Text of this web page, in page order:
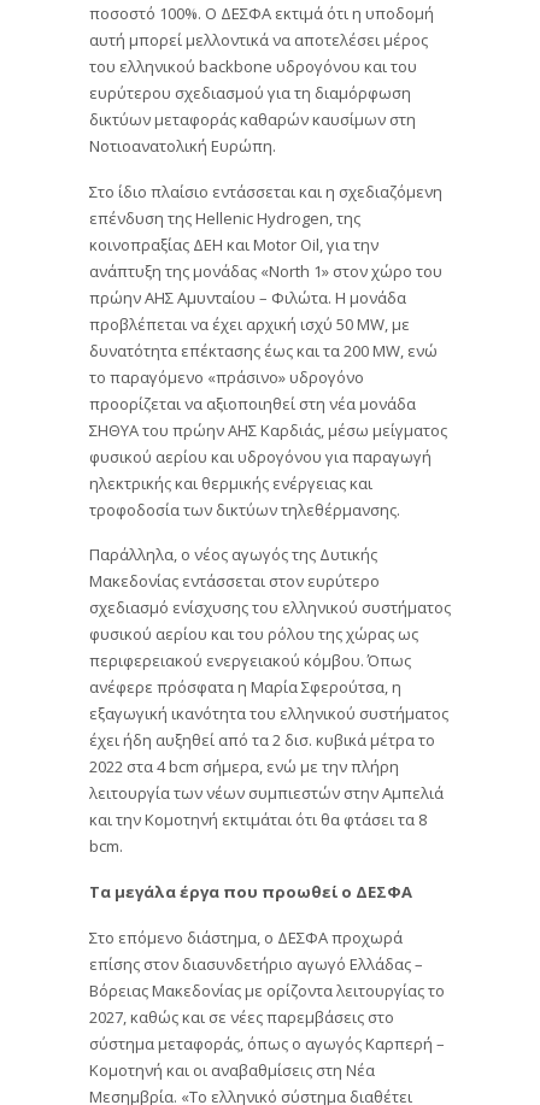
ποσοστό 100%. Ο ΔΕΣΦΑ εκτιμά ότι η υποδομή
αυτή μπορεί μελλοντικά να αποτελέσει μέρος
του ελληνικού backbone υδρογόνου και του
ευρύτερου σχεδιασμού για τη διαμόρφωση
δικτύων μεταφοράς καθαρών καυσίμων στη
Νοτιοανατολική Ευρώπη.
Στο ίδιο πλαίσιο εντάσσεται και η σχεδιαζόμενη
επένδυση της Hellenic Hydrogen, της
κοινοπραξίας ΔΕΗ και Motor Oil, για την
ανάπτυξη της μονάδας «North 1» στον χώρο του
πρώην ΑΗΣ Αμυνταίου – Φιλώτα. Η μονάδα
προβλέπεται να έχει αρχική ισχύ 50 MW, με
δυνατότητα επέκτασης έως και τα 200 MW, ενώ
το παραγόμενο «πράσινο» υδρογόνο
προορίζεται να αξιοποιηθεί στη νέα μονάδα
ΣΗΘΥΑ του πρώην ΑΗΣ Καρδιάς, μέσω μείγματος
φυσικού αερίου και υδρογόνου για παραγωγή
ηλεκτρικής και θερμικής ενέργειας και
τροφοδοσία των δικτύων τηλεθέρμανσης.
Παράλληλα, ο νέος αγωγός της Δυτικής
Μακεδονίας εντάσσεται στον ευρύτερο
σχεδιασμό ενίσχυσης του ελληνικού συστήματος
φυσικού αερίου και του ρόλου της χώρας ως
περιφερειακού ενεργειακού κόμβου. Όπως
ανέφερε πρόσφατα η Μαρία Σφερούτσα, η
εξαγωγική ικανότητα του ελληνικού συστήματος
έχει ήδη αυξηθεί από τα 2 δισ. κυβικά μέτρα το
2022 στα 4 bcm σήμερα, ενώ με την πλήρη
λειτουργία των νέων συμπιεστών στην Αμπελιά
και την Κομοτηνή εκτιμάται ότι θα φτάσει τα 8
bcm.
Τα μεγάλα έργα που προωθεί ο ΔΕΣΦΑ
Στο επόμενο διάστημα, ο ΔΕΣΦΑ προχωρά
επίσης στον διασυνδετήριο αγωγό Ελλάδας –
Βόρειας Μακεδονίας με ορίζοντα λειτουργίας το
2027, καθώς και σε νέες παρεμβάσεις στο
σύστημα μεταφοράς, όπως ο αγωγός Καρπερή –
Κομοτηνή και οι αναβαθμίσεις στη Νέα
Μεσημβρία. «Το ελληνικό σύστημα διαθέτει